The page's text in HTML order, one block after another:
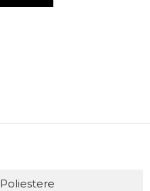
Poliestere